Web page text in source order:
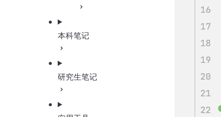
本科笔记
研究生笔记